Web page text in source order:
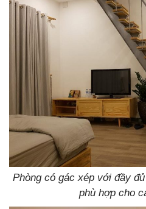
Phòng có gác xép với đầy
phù hợp cho